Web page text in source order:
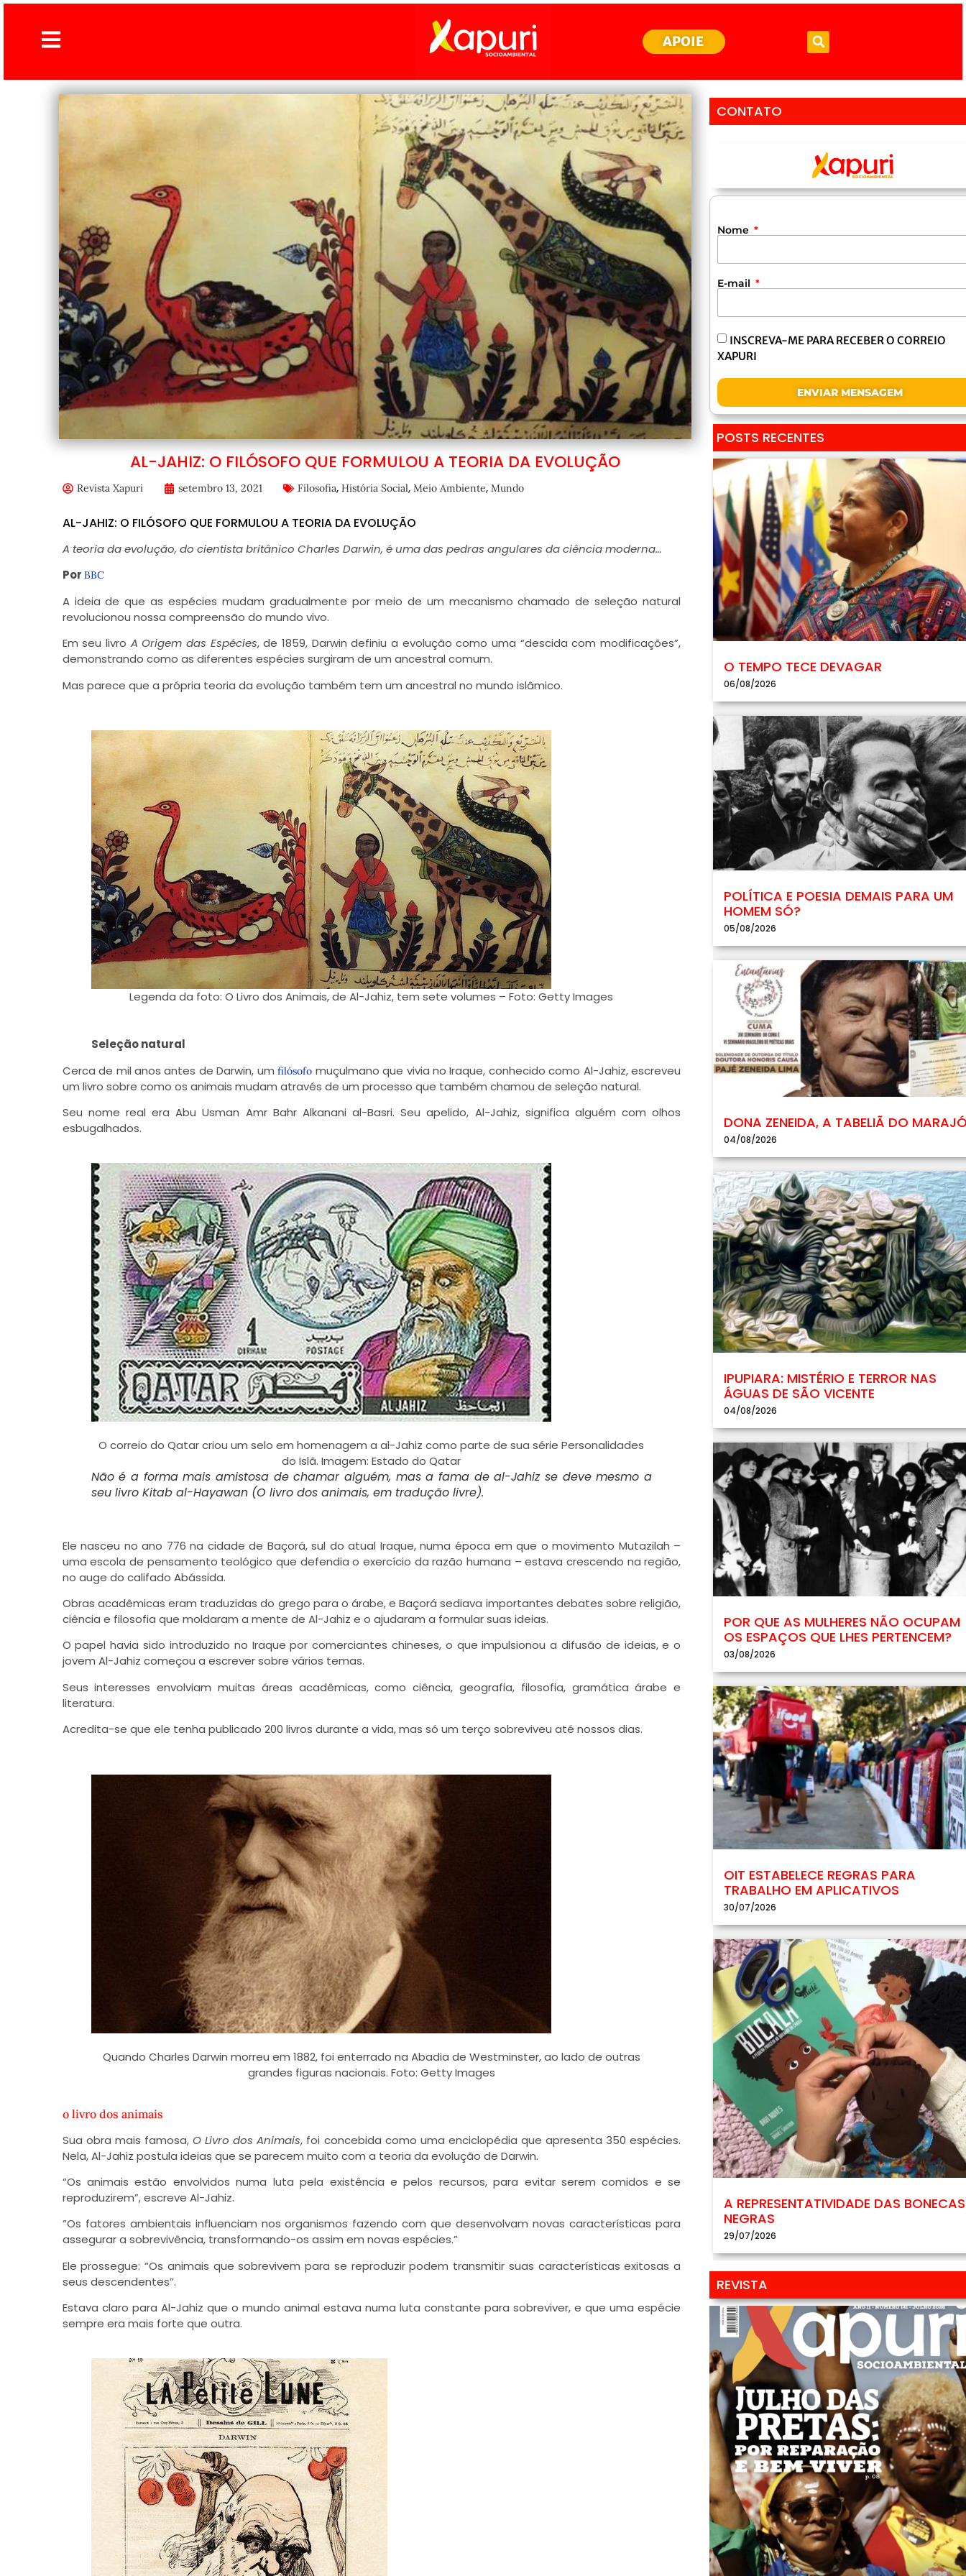
APOIE
AL-JAHIZ: O FILÓSOFO QUE FORMULOU A TEORIA DA EVOLUÇÃO
Revista Xapuri setembro 13, 2021 Filosofia, História Social, Meio Ambiente, Mundo
AL-JAHIZ: O FILÓSOFO QUE FORMULOU A TEORIA DA EVOLUÇÃO
A teoria da evolução, do cientista britânico Charles Darwin, é uma das pedras angulares da ciência moderna…
Por BBC
A ideia de que as espécies mudam gradualmente por meio de um mecanismo chamado de seleção natural
revolucionou nossa compreensão do mundo vivo.
Em seu livro A Origem das Espécies, de 1859, Darwin definiu a evolução como uma “descida com modificações”,
demonstrando como as diferentes espécies surgiram de um ancestral comum.
Mas parece que a própria teoria da evolução também tem um ancestral no mundo islâmico.
Legenda da foto: O Livro dos Animais, de Al-Jahiz, tem sete volumes – Foto: Getty Images
Seleção natural
Cerca de mil anos antes de Darwin, umfilósofo muçulmano que vivia no Iraque, conhecido como Al-Jahiz, escreveu
um livro sobre como os animais mudam através de um processo que também chamou de seleção natural.
Seu nome real era Abu Usman Amr Bahr Alkanani al-Basri. Seu apelido, Al-Jahiz, significa alguém com olhos
esbugalhados.
O correio do Qatar criou um selo em homenagem a al-Jahiz como parte de sua série Personalidades
do Islã. Imagem: Estado do Qatar
Não é a forma mais amistosa de chamar alguém, mas a fama de al-Jahiz se deve mesmo a
seu livro Kitab al-Hayawan (O livro dos animais, em tradução livre).
Ele nasceu no ano 776 na cidade de Baçorá, sul do atual Iraque, numa época em que o movimento Mutazilah –
uma escola de pensamento teológico que defendia o exercício da razão humana – estava crescendo na região,
no auge do califado Abássida.
Obras acadêmicas eram traduzidas do grego para o árabe, e Baçorá sediava importantes debates sobre religião,
ciência e filosofia que moldaram a mente de Al-Jahiz e o ajudaram a formular suas ideias.
O papel havia sido introduzido no Iraque por comerciantes chineses, o que impulsionou a difusão de ideias, e o
jovem Al-Jahiz começou a escrever sobre vários temas.
Seus interesses envolviam muitas áreas acadêmicas, como ciência, geografia, filosofia, gramática árabe e
literatura.
Acredita-se que ele tenha publicado 200 livros durante a vida, mas só um terço sobreviveu até nossos dias.
Quando Charles Darwin morreu em 1882, foi enterrado na Abadia de Westminster, ao lado de outras
grandes figuras nacionais. Foto: Getty Images
o livro dos animais
Sua obra mais famosa,O Livro dos Animais, foi concebida como uma enciclopédia que apresenta 350 espécies.
Nela, Al-Jahiz postula ideias que se parecem muito com a teoria da evolução de Darwin.
“Os animais estão envolvidos numa luta pela existência e pelos recursos, para evitar serem comidos e se
reproduzirem”, escreve Al-Jahiz.
“Os fatores ambientais influenciam nos organismos fazendo com que desenvolvam novas características para
assegurar a sobrevivência, transformando-os assim em novas espécies.”
Ele prossegue: “Os animais que sobrevivem para se reproduzir podem transmitir suas características exitosas a
seus descendentes”.
Estava claro para Al-Jahiz que o mundo animal estava numa luta constante para sobreviver, e que uma espécie
sempre era mais forte que outra.
CONTATO
Nome
E-mail
INSCREVA-ME PARA RECEBER O CORREIO
XAPURI
ENVIAR MENSAGEM
POSTS RECENTES
O TEMPO TECE DEVAGAR
06/08/2026
POLÍTICA E POESIA DEMAIS PARA UM
HOMEM SÓ?
05/08/2026
DONA ZENEIDA, A TABELIÃ DO
04/08/2026
IPUPIARA: MISTÉRIO E TERROR NAS
ÁGUAS DE SÃO VICENTE
04/08/2026
POR QUE AS MULHERES NÃO OCUPAM
OS ESPAÇOS QUE LHES PERTENCEM?
03/08/2026
OIT ESTABELECE REGRAS PARA
TRABALHO EM APLICATIVOS
30/07/2026
A REPRESENTATIVIDADE DAS BONECAS
NEGRAS
29/07/2026
REVISTA